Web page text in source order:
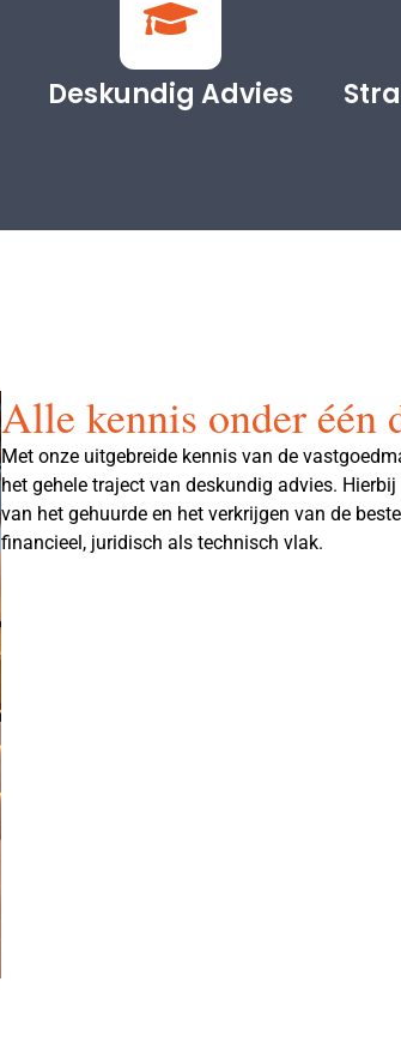
Deskundig Advies
Alle kennis onder één
Met onze uitgebreide kennis van de
het gehele traject van deskundig advies.
van het gehuurde en het verkrijgen van de
financieel, juridisch als technisch vlak.